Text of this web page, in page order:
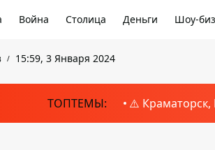
Война Столица Деньги Шоу-биз
15:59, 3 Января 2024
ТОПТЕМЫ: ⚠️ Краматорск,